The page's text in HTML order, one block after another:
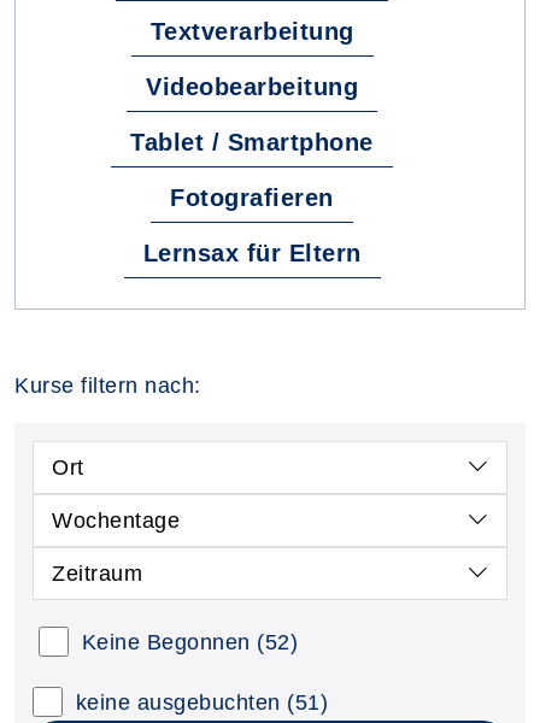
Textverarbeitung
Videobearbeitung
Tablet / Smartphone
Fotografieren
Lernsax für Eltern
Kurse filtern nach:
Ort
Wochentage
Zeitraum
Keine Begonnen (52)
keine ausgebuchten (51)